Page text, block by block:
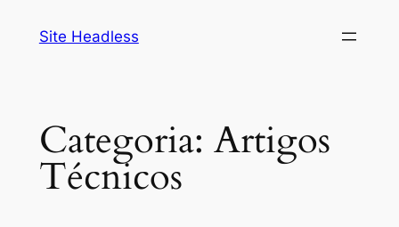
Site Headless
Categoria: Artigos
Técnicos